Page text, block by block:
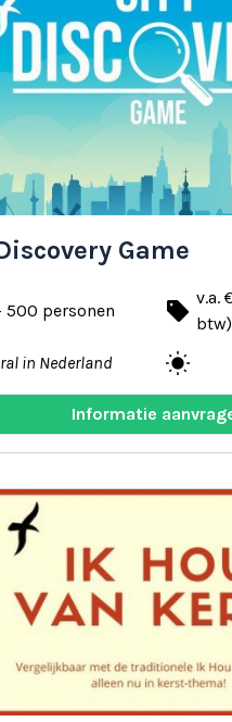
Game
500 personen local_offer v.a.
btw)
in Nederland wb_sunny
Informatie